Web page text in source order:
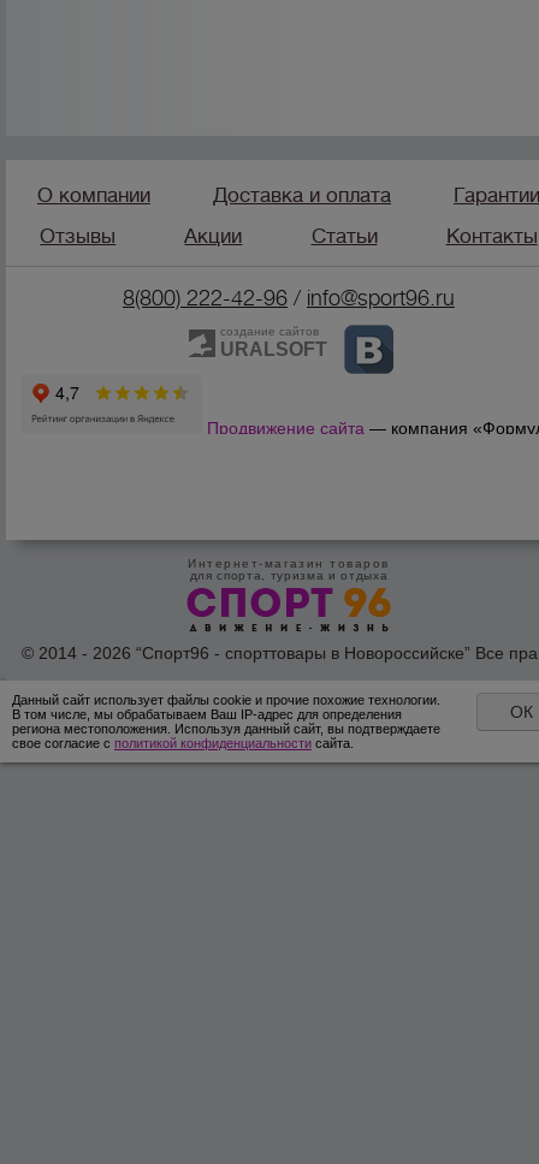
О компании Доставка и оплата
Отзывы
Акции Статьи Контакты
8(800) 222-42-96/ info@sport96.ru
создание сайтов
URALSOFT
Продвижение сайта — компания
Интернет-магазин товаров
для спорта, туризма и отдыха
© 2014 - 2026 “Спорт96 - спорттовары в Новороссийске” Все
Данный сайт использует файлы cookie и прочие похожие технологии.
В том числе, мы обрабатываем Ваш IP-адрес для определения
региона местоположения. Используя данный сайт, вы подтверждаете
свое согласие с политикой конфиденциальности сайта.
ОК